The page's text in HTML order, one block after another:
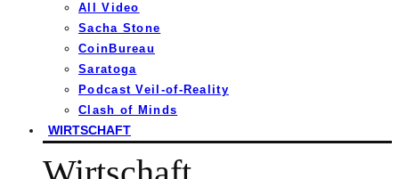
All Video
Sacha Stone
CoinBureau
Saratoga
Podcast Veil-of-Reality
Clash of Minds
WIRTSCHAFT